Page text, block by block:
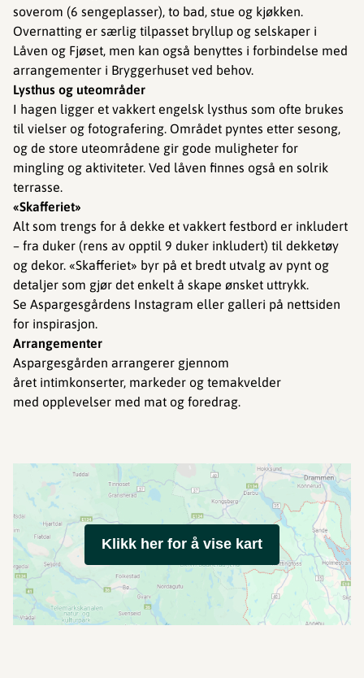
soverom (6 sengeplasser), to bad, stue og kjøkken.
Overnatting er særlig tilpasset bryllup og selskaper i
Låven og Fjøset, men kan også benyttes i forbindelse med
arrangementer i Bryggerhuset ved behov.
Lysthus og uteområder
I hagen ligger et vakkert engelsk lysthus som ofte brukes
til vielser og fotografering. Området pyntes etter sesong,
og de store uteområdene gir gode muligheter for
mingling og aktiviteter. Ved låven finnes også en solrik
terrasse.
«Skafferiet»
Alt som trengs for å dekke et vakkert festbord er inkludert
– fra duker (rens av opptil 9 duker inkludert) til dekketøy
og dekor. «Skafferiet» byr på et bredt utvalg av pynt og
detaljer som gjør det enkelt å skape ønsket uttrykk.
Se Aspargesgårdens Instagram eller galleri på nettsiden
for inspirasjon.
Arrangementer
Aspargesgården arrangerer gjennom
året intimkonserter, markeder og temakvelder
med opplevelser med mat og foredrag.
Klikk her for å vise kart